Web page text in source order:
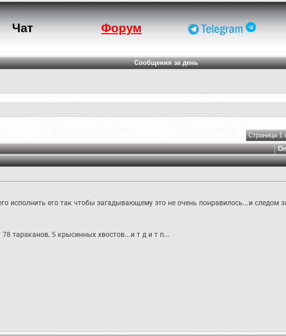
Чат Форум
Сообщения за день
Страница 1
исполнить его так чтобы загадывающему это не очень понравилось...и следом
тараканов, 5 крысинных хвостов...и т д и т п...